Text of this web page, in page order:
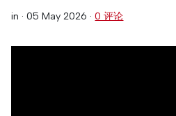
in ·05 May 2026 ·0 评论